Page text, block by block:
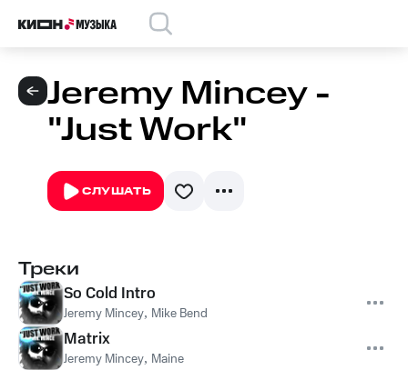
Jeremy Mincey -
"Just Work"
СЛУШАТЬ
Треки
So Cold Intro
Jeremy Mincey, Mike Bend
Matrix
Jeremy Mincey, Maine